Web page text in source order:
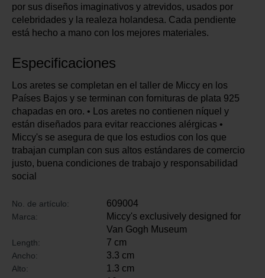
por sus diseños imaginativos y atrevidos, usados ​​por
celebridades y la realeza holandesa. Cada pendiente
está hecho a mano con los mejores materiales.
Especificaciones
Los aretes se completan en el taller de Miccy en los
Países Bajos y se terminan con fornituras de plata 925
chapadas en oro. • Los aretes no contienen níquel y
están diseñados para evitar reacciones alérgicas •
Miccy's se asegura de que los estudios con los que
trabajan cumplan con sus altos estándares de comercio
justo, buena condiciones de trabajo y responsabilidad
social
No. de artículo: 609004
Marca:
Miccy's exclusively designed for
Van Gogh Museum
Length: 7 cm
Ancho: 3.3 cm
Alto: 1.3 cm